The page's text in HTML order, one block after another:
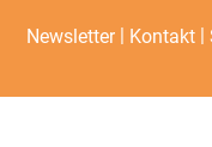
Newsletter | Kontakt |